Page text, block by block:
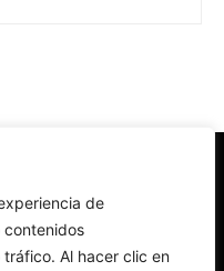
de
contenidos
Al hacer clic en
y la sociedad